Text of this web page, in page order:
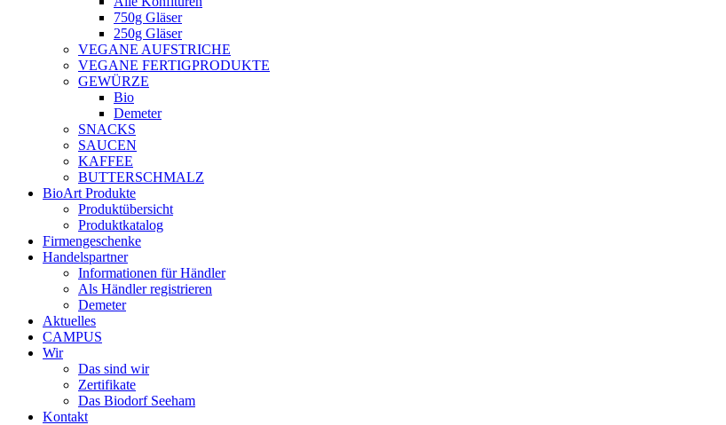
750g Gläser
250g Gläser
VEGANE AUFSTRICHE
VEGANE FERTIGPRODUKTE
GEWÜRZE
Bio
Demeter
SNACKS
SAUCEN
KAFFEE
BUTTERSCHMALZ
BioArt Produkte
Produktübersicht
Produktkatalog
Firmengeschenke
Handelspartner
Informationen für Händler
Als Händler registrieren
Demeter
Aktuelles
CAMPUS
Wir
Das sind wir
Zertifikate
Das Biodorf Seeham
Kontakt